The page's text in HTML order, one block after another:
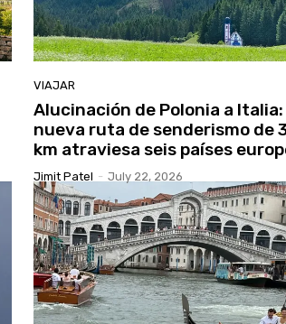
VIAJAR
Alucinación de Polonia a
nueva ruta de senderismo de
km atraviesa seis países
Jimit Patel - July 22, 2026